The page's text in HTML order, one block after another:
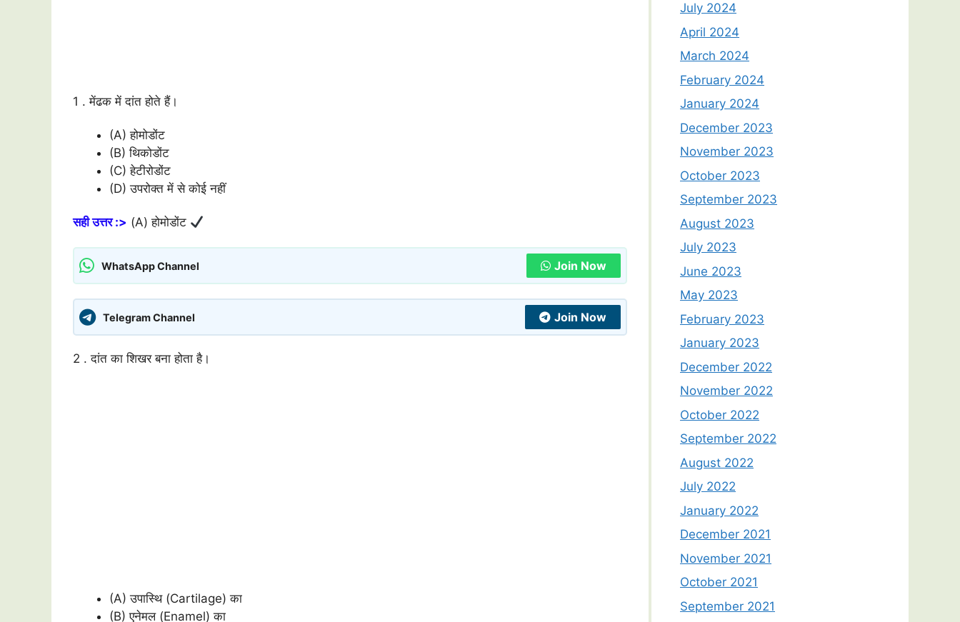
1 . मेंढक में दांत होते हैं।
(A) होमोडोंट
(B) थिकोडोंट
(C) हेटीरोडोंट
(D) उपरोक्त में से कोई नहीं
सही उत्तर :> (A) होमोडोंट
WhatsApp Channel Join Now
Telegram Channel Join Now
2 . दांत का शिखर बना होता है।
(A) उपास्थि (Cartilage) का
(B) एनेमल (Enamel) का
July 2024
April 2024
March 2024
February 2024
January 2024
December 2023
November 2023
October 2023
September 2023
August 2023
July 2023
June 2023
May 2023
February 2023
January 2023
December 2022
November 2022
October 2022
September 2022
August 2022
July 2022
January 2022
December 2021
November 2021
October 2021
September 2021